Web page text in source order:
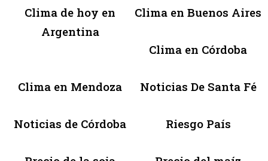
Clima de hoy en
Argentina
Clima en Buenos Aires
Clima en Córdoba
Clima en Mendoza Noticias De Santa Fé
Noticias de Córdoba Riesgo País